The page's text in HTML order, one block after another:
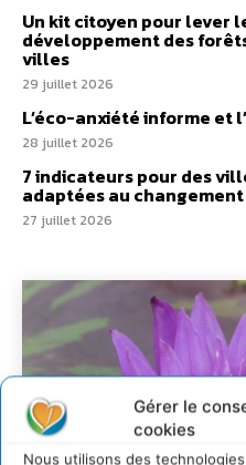
Gérer le
cookies
Nous utilisons des
Un kit citoyen pour lever
développement des
villes
29 juillet 2026
L’éco-anxiété informe
28 juillet 2026
7 indicateurs pour des
adaptées au
27 juillet 2026